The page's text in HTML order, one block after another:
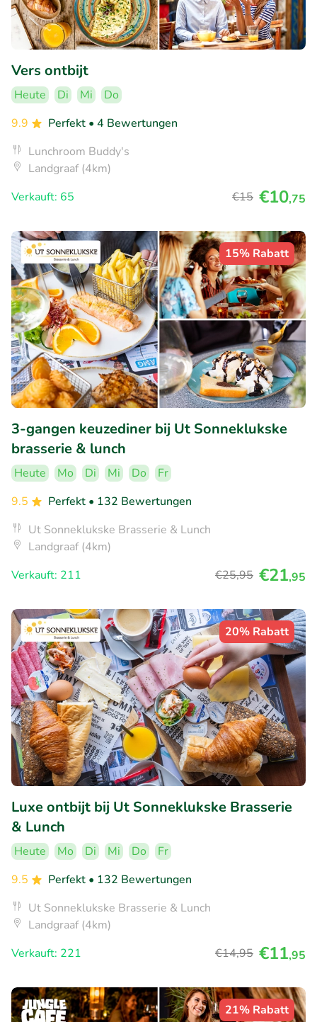
Vers ontbijt
Heute Di Mi
Do
9.9
Perfekt • 4 Bewertungen
Lunchroom Buddy's
Landgraaf (4km)
Verkauft: 65
€15 €10,75
15% Rabatt
3-gangen keuzediner bij Ut Sonneklukske
brasserie & lunch
Heute Mo Di Mi Do
Fr
9.5
Perfekt • 132 Bewertungen
Ut Sonneklukske Brasserie & Lunch
Landgraaf (4km)
Verkauft: 211
€25,95 €21,95
20% Rabatt
Luxe ontbijt bij Ut Sonneklukske Brasserie
& Lunch
Heute Mo Di Mi Do
Fr
9.5
Perfekt • 132 Bewertungen
Ut Sonneklukske Brasserie & Lunch
Landgraaf (4km)
Verkauft: 221
€14,95 €11,95
21% Rabatt